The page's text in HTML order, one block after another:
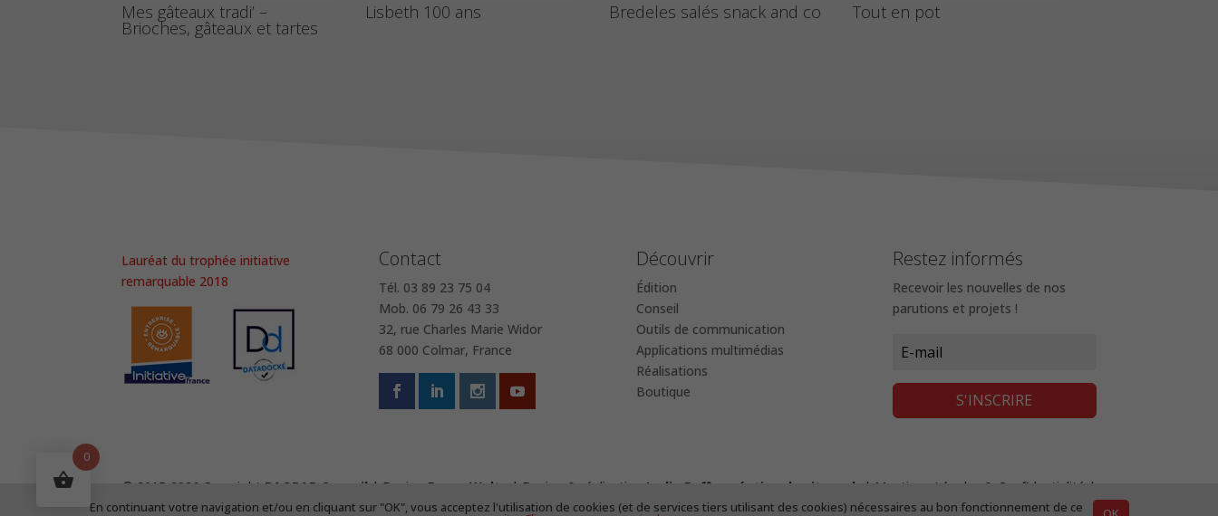
Mes gâteaux tradi’ –
Brioches, gâteaux et tartes
Lisbeth 100 ans Bredeles salés snack and co Tout en pot
Lauréat du trophée initiative
remarquable 2018
Contact
Tél. 03 89 23 75 04
Mob. 06 79 26 43 33
32, rue Charles Marie Widor
68 000 Colmar, France
Découvrir
Édition
Conseil
Outils de communication
Applications multimédias
Réalisations
Boutique
Restez informés
Recevoir les nouvelles de nos
parutions et projets !
S'INSCRIRE
© 2015-2026 Copyright BAOBAB Conseil | Design Fanny Waltz | Design & réalisation Lydie Boffy création de site web | Mentions Légales & Confidentialité |
CGV
0
En continuant votre navigation et/ou en cliquant sur "OK", vous acceptez l'utilisation de cookies (et de services tiers utilisant des cookies) nécessaires au bon fonctionnement de ce